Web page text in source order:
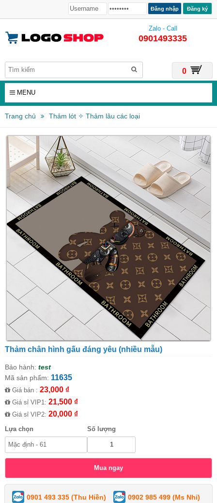
Đăng ký
Zalo - Call
0901493335
0
MENU
Trang chủ Thảm lót ✧ Thảm lâu các loại
Thảm chân hình gấu đáng yêu (nhiều mẫu)
Bảo hành: test
Mã sản phẩm: 11635
Giá bán : 23,000 ₫
Giá sỉ VIP1: 21,500 ₫
Giá sỉ VIP2: 20,000 ₫
Lựa chọn Số lượng
0901 493 335 (Thu Hiền) 0902 985 499 (Ms Nhi)